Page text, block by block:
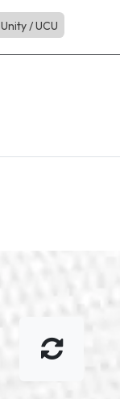
Unity / UCU